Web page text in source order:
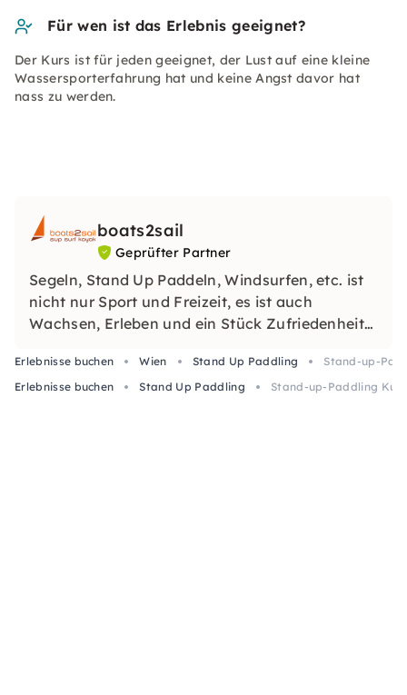
Für wen ist das Erlebnis geeignet?
Der Kurs ist für jeden geeignet, der Lust auf eine kleine
Wassersporterfahrung hat und keine Angst davor hat
nass zu werden.
boats2sail
Geprüfter Partner
Segeln, Stand Up Paddeln, Windsurfen, etc. ist
nicht nur Sport und Freizeit, es ist auch
Wachsen, Erleben und ein Stück Zufriedenheit
Erlebnisse buchen Wien Stand Up Paddling
Stand-up-
Erlebnisse buchen
Stand Up Paddling Stand-up-Paddling